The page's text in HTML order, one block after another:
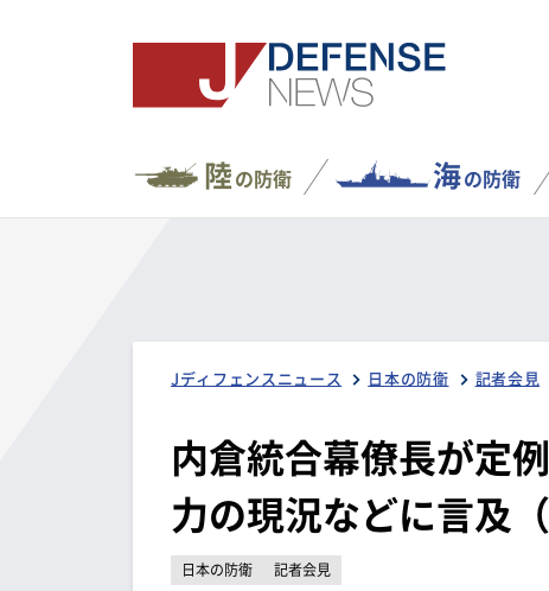
陸の防衛 海の防衛
Jディフェンスニュース 日本の防衛 記者会見
内倉統合幕僚長が定
力の現況などに言及
日本の防衛
記者会見